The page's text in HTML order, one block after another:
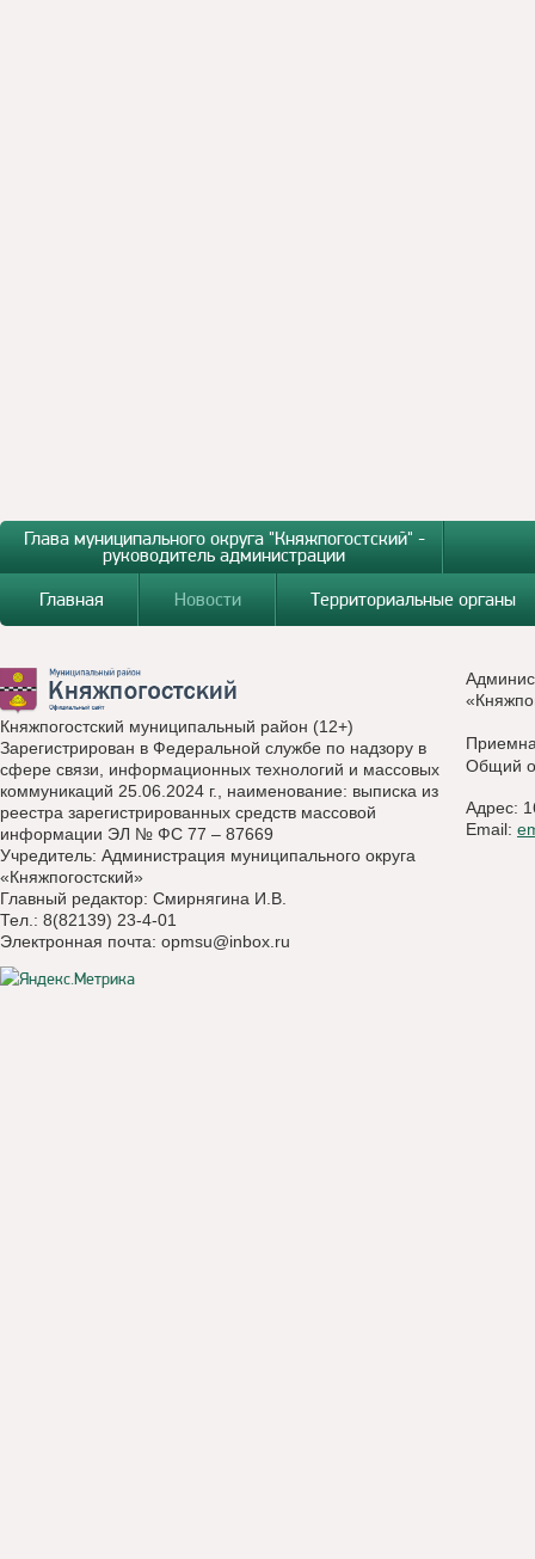
Глава муниципального округа "Княжпогостский" -
руководитель администрации
Главная
Новости Территориальные органы
Княжпогостский муниципальный район (12+)
Зарегистрирован в Федеральной службе по надзору в
сфере связи, информационных технологий и массовых
коммуникаций 25.06.2024 г., наименование: выписка из
реестра зарегистрированных средств массовой
информации ЭЛ № ФС 77 – 87669
Учредитель: Администрация муниципального округа
«Княжпогостский»
Главный редактор: Смирнягина И.В.
Тел.: 8(82139) 23-4-01
Электронная почта: opmsu@inbox.ru
Общий
Адрес:
Email: